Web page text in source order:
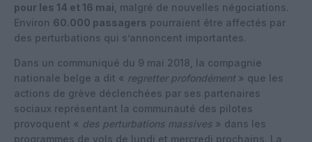
pour les 14 et 16 mai , malgré de nouvelles négociations.
Environ 60.000 passagers pourraient être affectés par
des perturbations qui s’annoncent importantes.
Dans un communiqué du 9 mai 2018, la compagnie
nationale belge a dit « regretter profondément » que les
actions de grève déclenchées par ses partenaires
sociaux représentant la communauté des pilotes
provoquent « des perturbations massives » dans les
programmes de vols de lundi et mercredi prochains. La